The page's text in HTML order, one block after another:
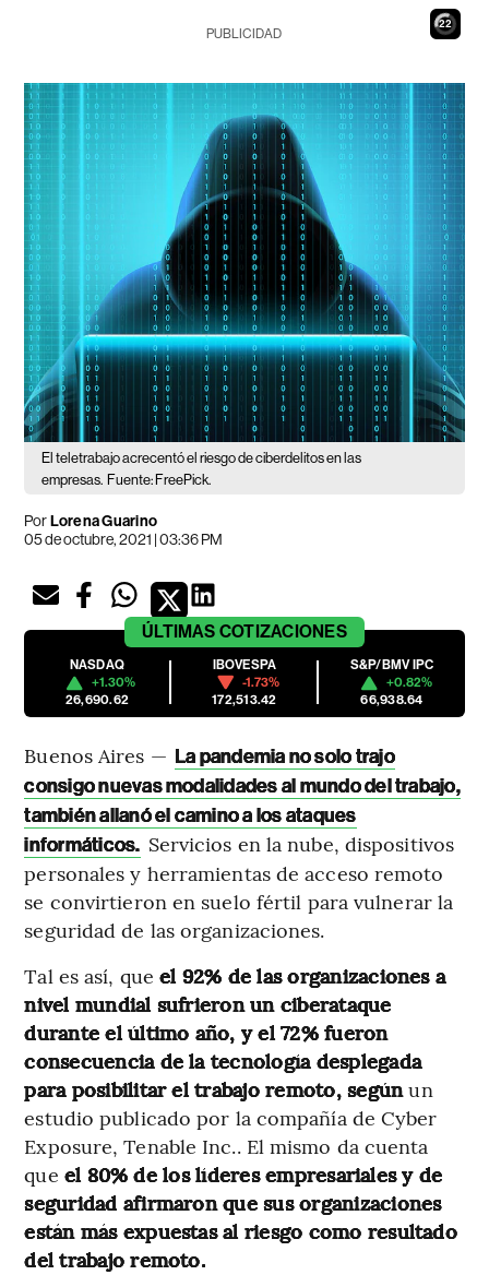
21
PUBLICIDAD
El teletrabajo acrecentó el riesgo de ciberdelitos en las
empresas. Fuente: FreePick.
PorLorena Guarino
05 de octubre, 2021 | 03:36 PM
ÚLTIMAS COTIZACIONES
NASDAQ
+1.30%
26,690.62
IBOVESPA
-1.73%
172,513.42
S&P/BMV IPC
+0.82%
66,938.64
Buenos Aires — La pandemia no solo trajo
consigo nuevas modalidades al mundo del trabajo,
también allanó el camino a los ataques
informáticos. Servicios en la nube, dispositivos
personales y herramientas de acceso remoto
se convirtieron en suelo fértil para vulnerar la
seguridad de las organizaciones.
Tal es así, que el 92% de las organizaciones a
nivel mundial sufrieron un ciberataque
durante el último año, y el 72% fueron
consecuencia de la tecnología desplegada
para posibilitar el trabajo remoto, segúnun
estudio publicado por la compañía de Cyber
Exposure, Tenable Inc.. El mismo da cuenta
que el 80% de los líderes empresariales y de
seguridad afirmaron que sus organizaciones
están más expuestas al riesgo como resultado
del trabajo remoto.